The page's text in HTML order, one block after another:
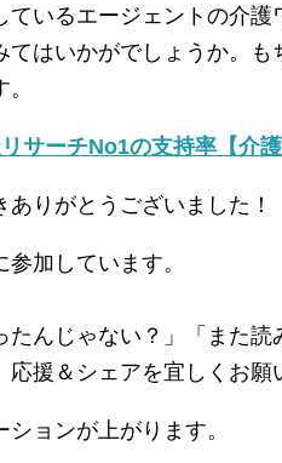
ているエージェントの介
てはいかがでしょうか。
サーチNo1の支持率【介
りがとうございました！
加しています。
たんじゃない？」「また
応援＆シェアを宜しくお願
ョンが上がります。